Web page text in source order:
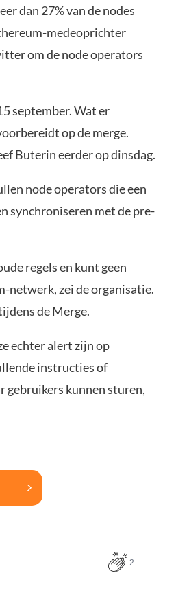
dan 27% van de nodes
medeoprichter
om de node operators
september. Wat er
op de merge.
Buterin eerder op dinsdag.
node operators die een
synchroniseren met de pre-
regels en kunt geen
netwerk, zei de organisatie.
de Merge.
echter alert zijn op
instructies of
gebruikers kunnen sturen,
2